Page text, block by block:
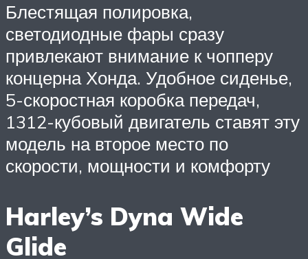
Блестящая полировка,
светодиодные фары сразу
привлекают внимание к чопперу
концерна Хонда. Удобное сиденье,
5-скоростная коробка передач,
1312-кубовый двигатель ставят эту
модель на второе место по
скорости, мощности и комфорту
Harley’s Dyna Wide
Glide